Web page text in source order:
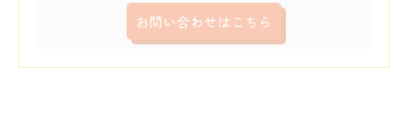
お問い合わせはこちら